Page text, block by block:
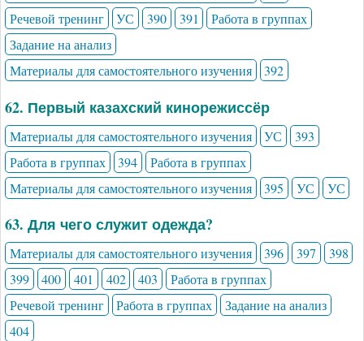
Речевой тренинг
УС 390 391
Работа в группах
Задание на анализ
Материалы для самостоятельного изучения
392
62. Первый казахский кинорежиссёр
Материалы для самостоятельного изучения УС
393
Работа в группах
394
Работа в группах
Материалы для самостоятельного изучения
395 УС УС
63. Для чего служит одежда?
Материалы для самостоятельного изучения 396 397
398
399
400 401 402 403
Работа в группах
Речевой тренинг
Работа в группах
Задание на анализ
404